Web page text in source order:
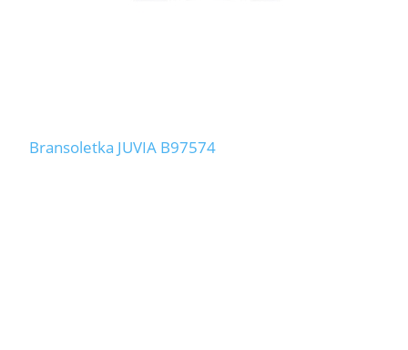
Bransoletka JUVIA B97574